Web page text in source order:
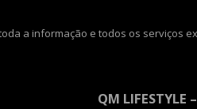
a informação e todos os serviços
QM LIFESTYLE